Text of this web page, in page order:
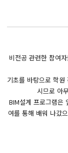
비전공 관련한 참여
기초를 바탕으로 학
시므로 아
BIM설계 프로그램은
여를 통해 배워 나갔
생성형AI
BIM 건축설계 및 실내
React, Veu 프레임워크
반응형/웹퍼블리셔/프
반응형/웹퍼블리셔/프